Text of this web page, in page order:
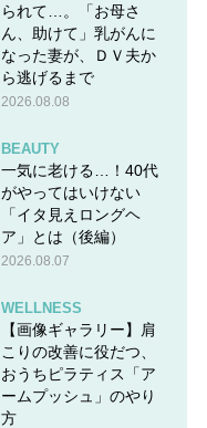
られて…。「お母さ
ん、助けて」乳がんに
なった妻が、ＤＶ夫か
ら逃げるまで
2026.08.08
BEAUTY
一気に老ける…！40代
がやってはいけない
「イタ見えロングヘ
ア」とは（後編）
2026.08.07
WELLNESS
【画像ギャラリー】肩
こりの改善に役だつ、
おうちピラティス「ア
ームプッシュ」のやり
方